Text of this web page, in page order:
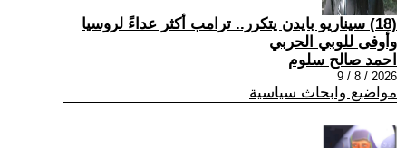
(18) سيناريو بايدن يتكرر.. ترامب أكثر عداءً لروسيا
وأوفى للوبي الحربي
احمد صالح سلوم
2026 / 8 / 9
مواضيع وابحاث سياسية